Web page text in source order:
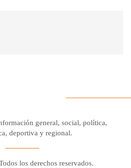
general, social, política,
deportiva y regional.
los derechos reservados.